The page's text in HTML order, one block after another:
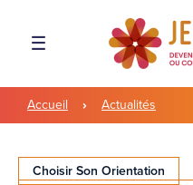
Aller au contenu
Aller à la navigation
MENU
Accueil Actualités
Choisir Son Orientation